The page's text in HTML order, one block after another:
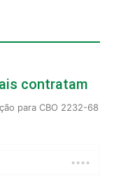
contratam
para CBO 2232-68
••••